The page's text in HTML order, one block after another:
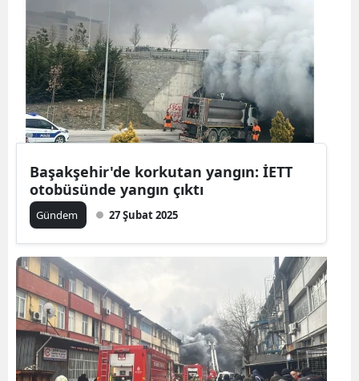
Başakşehir'de korkutan yangın: İETT
otobüsünde yangın çıktı
Gündem 27 Şubat 2025